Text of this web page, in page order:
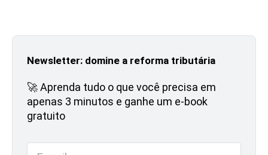
Newsletter: domine a reforma tributária
🚀 Aprenda tudo o que você precisa em
apenas 3 minutos e ganhe um e-book
gratuito